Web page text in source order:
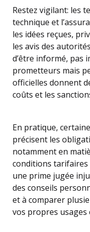
Restez vigilant: les
technique et
les idées reçues,
les avis des
d’être informé, pas
prometteurs mais
officielles donnent
coûts et les
En pratique,
précisent les
notamment en
conditions tarifaires
une prime jugée
des conseils
et à comparer
vos propres usages